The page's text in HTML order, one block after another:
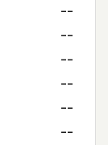
--
--
--
--
--
--